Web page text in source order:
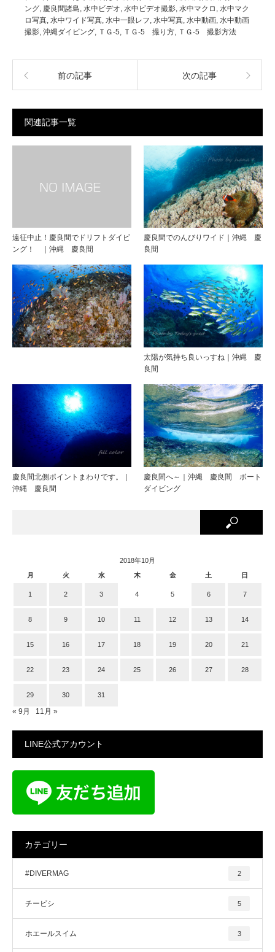
ング 慶良間諸島 水中ビデオ 水中ビデオ撮影 水中マクロ 水中マク
ロ写真 水中ワイド写真 水中一眼レフ 水中写真 水中動画 水中動画
撮影 沖縄ダイビング ＴＧ-5 ＴＧ-5 撮り方 ＴＧ-5 撮影方法
前の記事 次の記事
関連記事一覧
遠征中止！慶良間でドリフトダイビ
ング！ ｜沖縄 慶良間
慶良間でのんびりワイド｜沖縄 慶
良間
太陽が気持ち良いっすね｜沖縄 慶
良間
慶良間北側ポイントまわりです。｜
沖縄 慶良間
慶良間へ～｜沖縄 慶良間 ボート
ダイビング
2018年10月
月
火 水 木 金 土 日
1 2 3 4 5 6 7
8 9 10 11 12 13 14
15 16 17 18 19 20 21
22 23 24 25 26 27 28
29 30 31
« 9月 11月 »
LINE公式アカウント
カテゴリー
#DIVERMAG 2
チービシ 5
ホエールスイム 3